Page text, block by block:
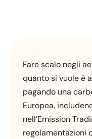
Fare scalo negli
quanto si vuole è
pagando una
Europea,
nell’Emission
regolamentazioni